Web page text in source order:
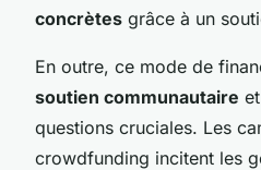
concrètes grâce à un
En outre, ce mode de
soutien communautaire
questions cruciales. Les
crowdfunding incitent les